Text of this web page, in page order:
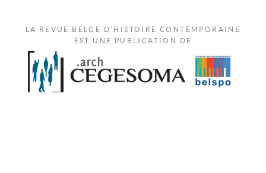
LA REVUE BELGE D'HISTOIRE CONTEMPORAINE
EST UNE PUBLICATION DE